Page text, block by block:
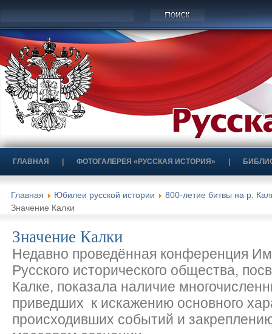
ГЛАВНАЯ ФОТОГАЛЕРЕЯ «РУССКАЯ ИСТОРИЯ»
Главная Юбилеи русской истории
800-летие битвы на р.
Значение Калки
Значение Калки
Недавно проведённая конференция
Русского исторического общества,
Калке, показала наличие
приведших к искажению основного
происходивших событий и